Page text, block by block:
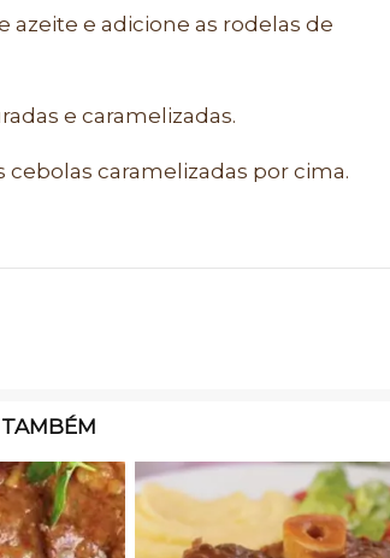
e adicione as rodelas de
e caramelizadas.
cebolas caramelizadas por cima.